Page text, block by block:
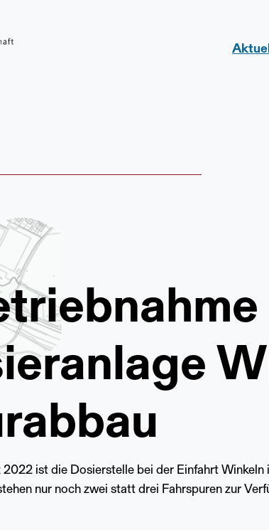
ist die Dosierstelle bei der Einfahrt Winkeln
nur noch zwei statt drei Fahrspuren zur